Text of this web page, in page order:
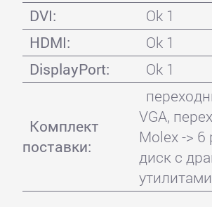
DVI:
Ok 1
HDMI:
Ok 1
DisplayPort:
Ok 1
Комплект
поставки:
VGA,
Molex -> 6
диск с
утилитами